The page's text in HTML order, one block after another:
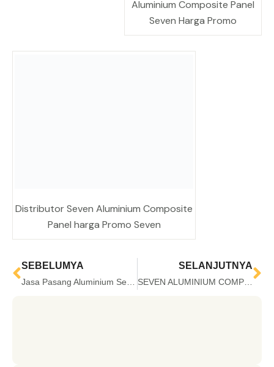
Aluminium Composite Panel
Seven Harga Promo
Distributor Seven Aluminium Composite
Panel harga Promo Seven
SEBELUMYA SELANJUTNYA
SEVEN ALUMINIUM COMPOSITE PANEL DISTRIBUTOR Oleh PT. SEVEN ERA JAYA